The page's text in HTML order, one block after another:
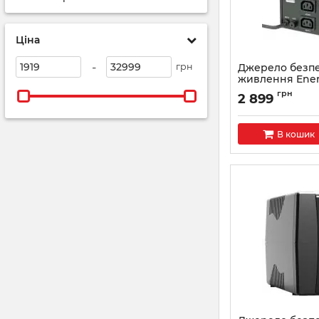
Ціна
- грн
Джерело
живлення
UPS-031 650VA
Артикул:
2 899 грн
В кошик